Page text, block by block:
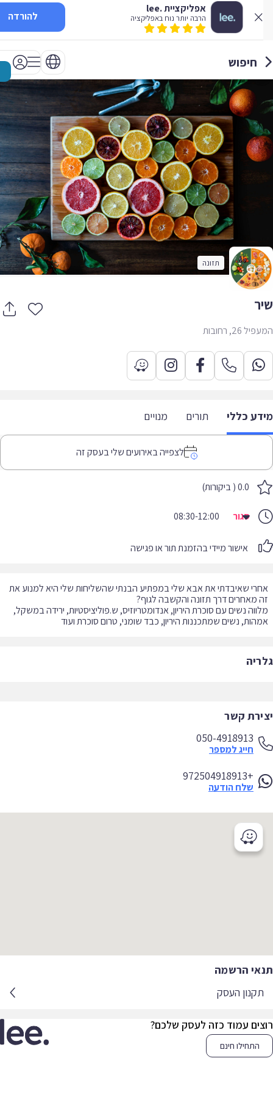
אפליקציית .lee
הרבה יותר נוח באפליקציה להורדה
חיפוש
תזונה
26, רחובות
כללי תורים מנויים
לצפייה באירועים שלי בעסק זה
0.0 ( ביקורות)
סגור 08:30-12:00
אישור מיידי בהזמנת תור או פגישה
שאיבדתי את אבא שלי במפתיע הבנתי שהשליחות שלי היא למנוע את
נשים עם סוכרת היריון, אנדומטריוזיס, ש.פוליציסטיות, ירידה במשקל,
נשים שמתכננות היריון, כבד שומני, טרום סוכרת ועוד
קשר
050-4918913
חייג למספר
+972504918913
שלח הודעה
הרשמה
תקנון העסק
עמוד כזה לעסק שלכם?
התחילו חינם